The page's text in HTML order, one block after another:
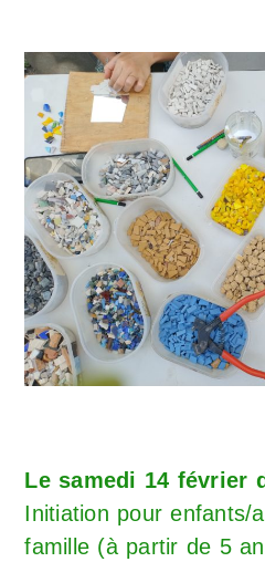
Le samedi 14 février
Initiation pour enfants/
famille (à partir de 5